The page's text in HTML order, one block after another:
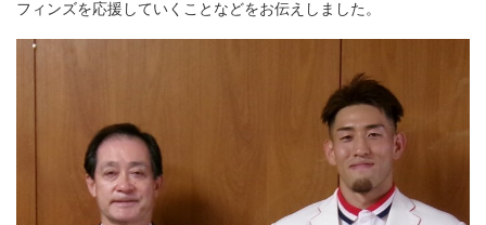
フィンズを応援していくことなどをお伝えしました。